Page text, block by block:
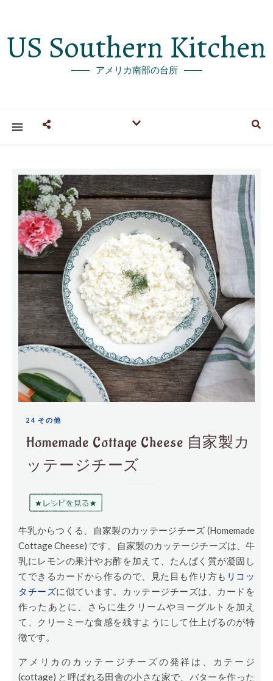
US Southern Kitchen
アメリカ南部の台所
24 その他
Homemade Cottage Cheese 自家製カ
ッテージチーズ
牛乳からつくる、自家製のカッテージチーズ (Homemade
Cottage Cheese) です。自家製のカッテージチーズは、牛
乳にレモンの果汁やお酢を加えて、たんぱく質が凝固し
てできるカードから作るので、見た目も作り方も リコッ
タチーズに似ています。カッテージチーズは、カードを
作ったあとに、さらに生クリームやヨーグルトを加え
て、クリーミーな食感を残すようにして仕上げるのが特
徴です。
アメリカのカッテージチーズの発祥は、カテージ
(cottage) と呼ばれる田舎の小さな家で、バターを作った